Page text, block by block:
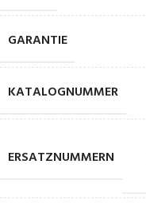
GARANTIE
KATALOGNUMMER
ERSATZNUMMERN